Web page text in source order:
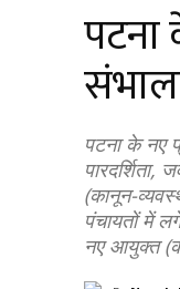
पटना के नए
(कानून-
पंचायतों में
नए आयुक्त